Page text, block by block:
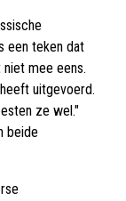
een teken dat
mee eens.
uitgevoerd.
ze wel."
beide